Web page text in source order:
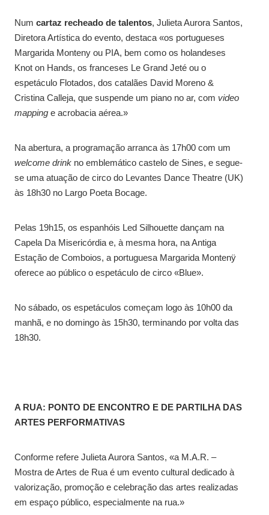
Num cartaz recheado de talentos, Julieta Aurora Santos,
Diretora Artística do evento, destaca «os portugueses
Margarida Monteny ou PIA, bem como os holandeses
Knot on Hands, os franceses Le Grand Jeté ou o
espetáculo Flotados, dos catalães David Moreno &
Cristina Calleja, que suspende um piano no ar, com video
mapping e acrobacia aérea.»
Na abertura, a programação arranca às 17h00 com um
welcome drink no emblemático castelo de Sines, e segue-
se uma atuação de circo do Levantes Dance Theatre (UK)
às 18h30 no Largo Poeta Bocage.
Pelas 19h15, os espanhóis Led Silhouette dançam na
Capela Da Misericórdia e, à mesma hora, na Antiga
Estação de Comboios, a portuguesa Margarida Montenÿ
oferece ao público o espetáculo de circo «Blue».
No sábado, os espetáculos começam logo às 10h00 da
manhã, e no domingo às 15h30, terminando por volta das
18h30.
A RUA: PONTO DE ENCONTRO E DE PARTILHA DAS
ARTES PERFORMATIVAS
Conforme refere Julieta Aurora Santos, «a M.A.R. –
Mostra de Artes de Rua é um evento cultural dedicado à
valorização, promoção e celebração das artes realizadas
em espaço público, especialmente na rua.»